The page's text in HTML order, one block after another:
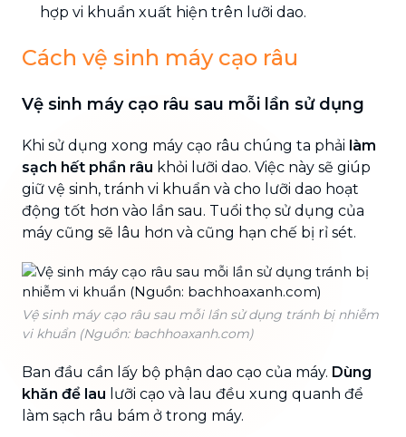
hợp vi khuẩn xuất hiện trên lưỡi dao.
Cách vệ sinh máy cạo râu
Vệ sinh máy cạo râu sau mỗi lần sử dụng
Khi sử dụng xong máy cạo râu chúng ta phải làm
sạch hết phần râu khỏi lưỡi dao. Việc này sẽ giúp
giữ vệ sinh, tránh vi khuẩn và cho lưỡi dao hoạt
động tốt hơn vào lần sau. Tuổi thọ sử dụng của
máy cũng sẽ lâu hơn và cũng hạn chế bị rỉ sét.
Vệ sinh máy cạo râu sau mỗi lần sử dụng tránh bị nhiễm
vi khuẩn (Nguồn: bachhoaxanh.com)
Ban đầu cần lấy bộ phận dao cạo của máy. Dùng
khăn để lau lưỡi cạo và lau đều xung quanh để
làm sạch râu bám ở trong máy.